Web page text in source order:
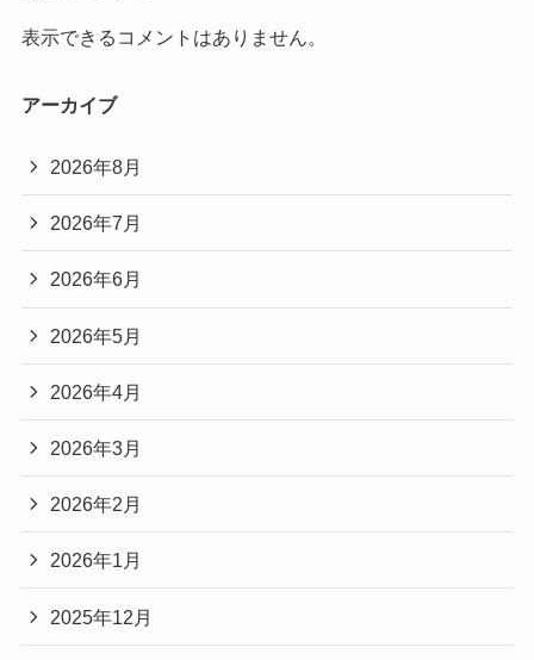
表示できるコメントはありません。
アーカイブ
2026年8月
2026年7月
2026年6月
2026年5月
2026年4月
2026年3月
2026年2月
2026年1月
2025年12月